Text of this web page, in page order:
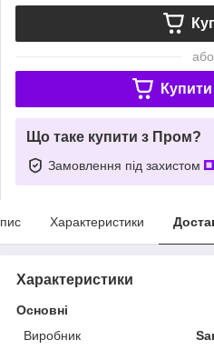
або
Купити
Що таке купити з Пром?
Замовлення під захистом
Характеристики
Характеристики
Основні
Виробник